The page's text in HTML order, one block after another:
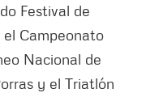
Festival de
el Campeonato
Nacional de
y el Triatlón